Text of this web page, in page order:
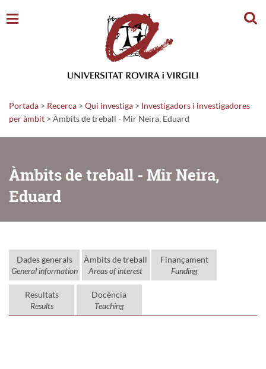
Portada > Recerca > Qui investiga > Investigadors i investigadores
per àmbit > Àmbits de treball - Mir Neira, Eduard
Àmbits de treball - Mir Neira,
Eduard
Dades generals
General information
Àmbits de treball
Areas of interest
Finançament
Funding
Resultats
Results
Docència
Teaching